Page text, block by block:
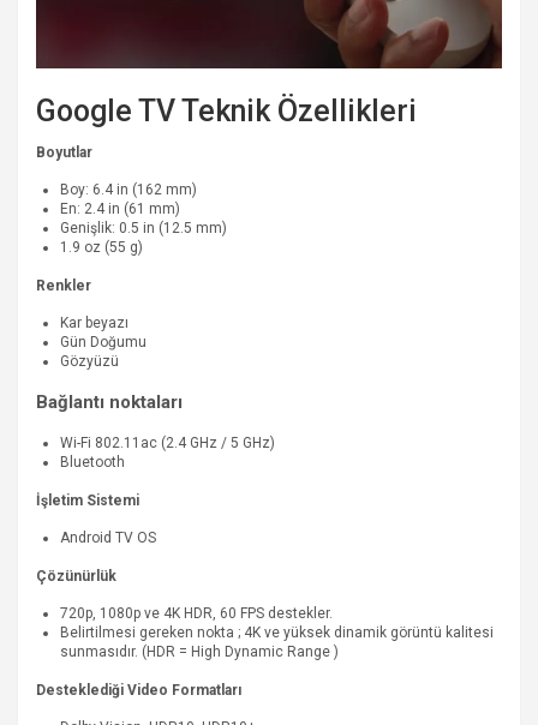
Google TV Teknik Özellikleri
Boyutlar
Boy: 6.4 in (162 mm)
En: 2.4 in (61 mm)
Genişlik: 0.5 in (12.5 mm)
1.9 oz (55 g)
Renkler
Kar beyazı
Gün Doğumu
Gözyüzü
Bağlantı noktaları
Wi-Fi 802.11ac (2.4 GHz / 5 GHz)
Bluetooth
İşletim Sistemi
Android TV OS
Çözünürlük
720p, 1080p ve 4K HDR, 60 FPS destekler.
Belirtilmesi gereken nokta ; 4K ve yüksek dinamik görüntü kalitesi
sunmasıdır. (HDR = High Dynamic Range )
Desteklediği Video Formatları